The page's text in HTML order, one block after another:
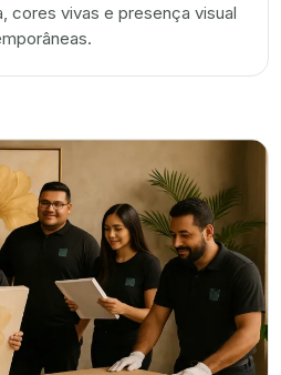
cores vivas e presença visual